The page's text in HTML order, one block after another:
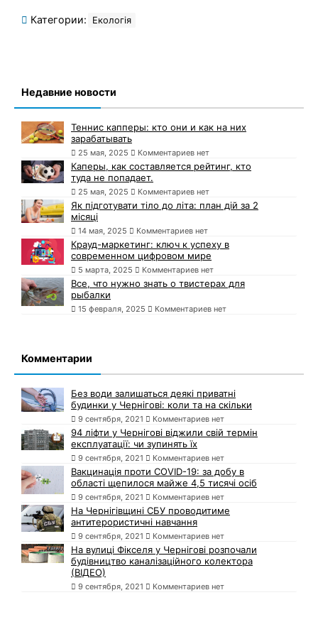
Категории: Екологія
Недавние новости
Теннис капперы: кто они и как на них
зарабатывать
25 мая, 2025 Комментариев нет
Каперы, как составляется рейтинг, кто
туда не попадает.
25 мая, 2025 Комментариев нет
Як підготувати тіло до літа: план дій за 2
місяці
14 мая, 2025 Комментариев нет
Крауд-маркетинг: ключ к успеху в
современном цифровом мире
5 марта, 2025 Комментариев нет
Все, что нужно знать о твистерах для
рыбалки
15 февраля, 2025 Комментариев нет
Комментарии
Без води залишаться деякі приватні
будинки у Чернігові: коли та на скільки
9 сентября, 2021 Комментариев нет
94 ліфти у Чернігові віджили свій термін
експлуатації: чи зупинять їх
9 сентября, 2021 Комментариев нет
Вакцинація проти COVID-19: за добу в
області щепилося майже 4,5 тисячі осіб
9 сентября, 2021 Комментариев нет
На Чернігівщині СБУ проводитиме
антитерористичні навчання
9 сентября, 2021 Комментариев нет
На вулиці Фікселя у Чернігові розпочали
будівництво каналізаційного колектора
(ВІДЕО)
9 сентября, 2021 Комментариев нет